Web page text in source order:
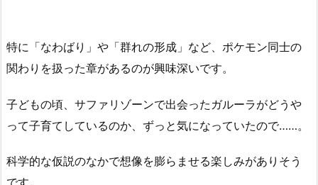
特に「なわばり」や「群れの形成」など、ポケモン同士の
関わりを扱った章があるのが興味深いです。
子どもの頃、サファリゾーンで出会ったガルーラがどうや
って子育てしているのか、ずっと気になっていたので……。
科学的な仮説のなかで想像を膨らませる楽しみがありそう